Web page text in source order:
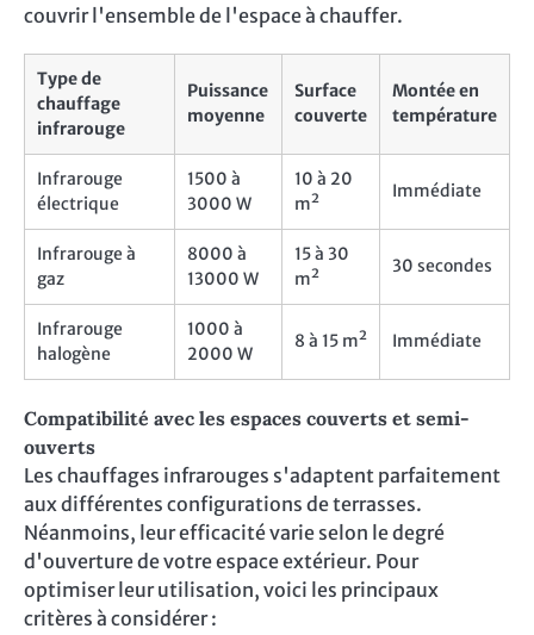
couvrir l'ensemble de l'espace à chauffer.
Type de
chauffage
infrarouge
Puissance
moyenne
Surface
couverte
Montée en
température
Infrarouge
électrique
1500 à
3000 W
10 à 20
m²
Immédiate
Infrarouge à
gaz
8000 à
13000 W
15 à 30
m²
30 secondes
Infrarouge
halogène
1000 à
2000 W
8 à 15 m² Immédiate
Compatibilité avec les espaces couverts et semi-
ouverts
Les chauffages infrarouges s'adaptent parfaitement
aux différentes configurations de terrasses.
Néanmoins, leur efficacité varie selon le degré
d'ouverture de votre espace extérieur. Pour
optimiser leur utilisation, voici les principaux
critères à considérer :